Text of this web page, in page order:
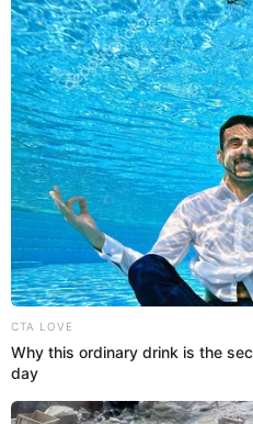
TODOS los episodios de
ONLINE: Dónde ver el
latino
'Mi amor, solo di que sí', es el
ha convertido en el favorito de
Bryan Salvatierra